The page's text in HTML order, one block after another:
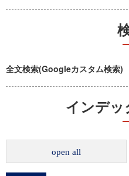
全文検索(Googleカスタム検索)
インデッ
open all